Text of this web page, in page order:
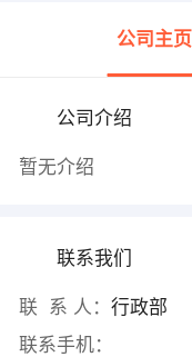
公司主页
公司介绍
暂无介绍
联系我们
联 系 人： 行政部
联系手机：